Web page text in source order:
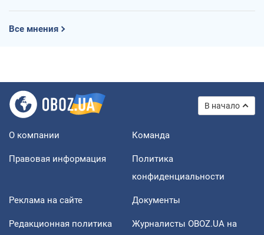
Все мнения
В начало
О компании Команда
Правовая информация
Политика
конфиденциальности
Реклама на сайте Документы
Редакционная политика Журналисты OBOZ.UA на